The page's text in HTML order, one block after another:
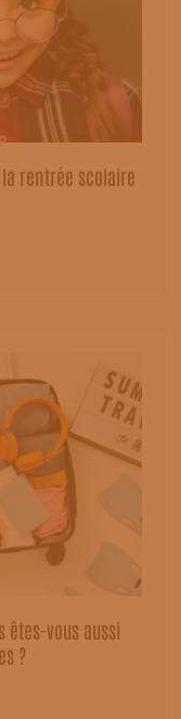
rentrée scolaire
êtes-vous aussi
?